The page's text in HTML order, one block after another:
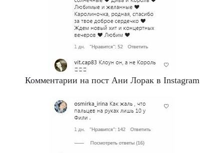
Комментарии на пост Ани Лорак в Instagram